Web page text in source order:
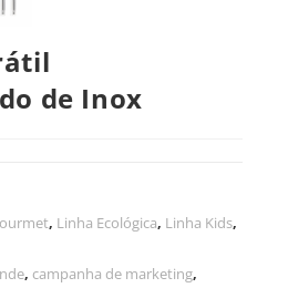
de Inox
, Linha Ecológica, Linha Kids,
, campanha de marketing,